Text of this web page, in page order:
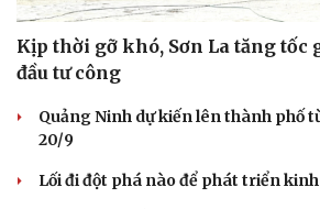
Kịp thời gỡ khó, Sơn La tăng tốc
đầu tư công
Quảng Ninh dự kiến lên thành phố
20/9
Lối đi đột phá nào để phát triển kinh